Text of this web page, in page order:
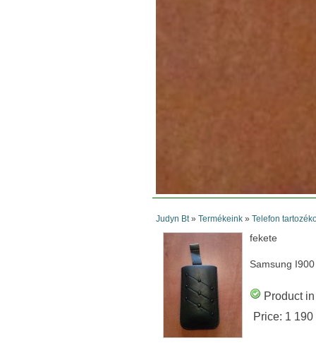
Judyn Bt» Termékeink» Telefon
fekete
Samsung
Product
Price: 1